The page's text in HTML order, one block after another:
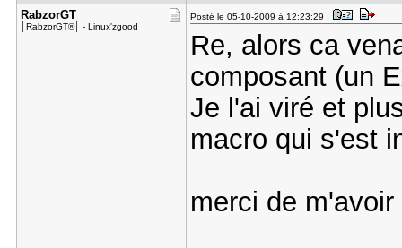
RabzorGT
│RabzorGT®│ - Linux'zgood
Posté le 05-10-2009 à 12:23:29
Re, alors ca
composant (un
Je l'ai viré et
macro qui s'est
merci de